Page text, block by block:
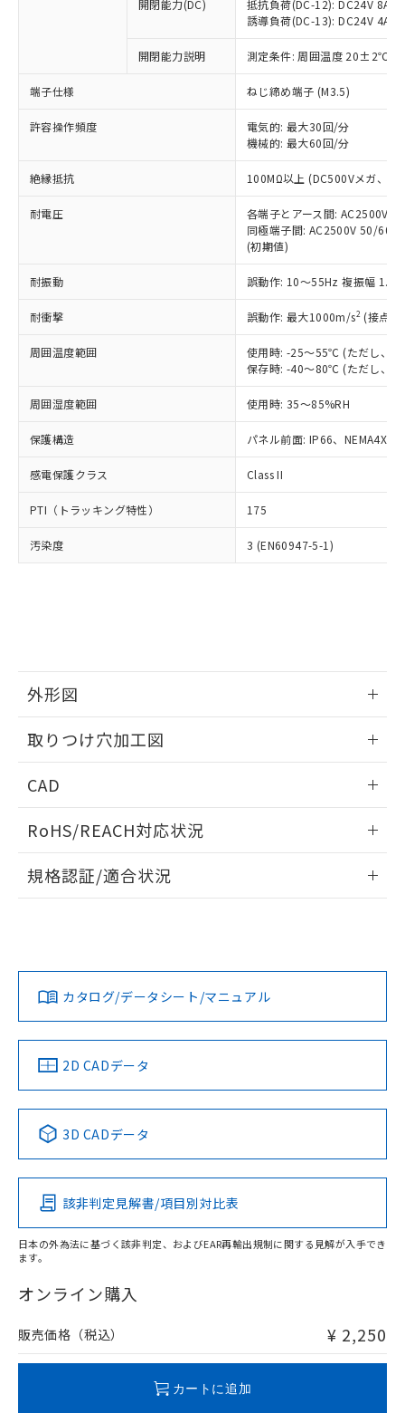
開閉能力(DC)
抵抗負荷(DC-12): DC24V 8A/
誘導負荷(DC-13): DC24V 4A/
開閉能力説明 測定条件: 周囲温度 20±2℃、
端子仕様 ねじ締め端子 (M3.5)
許容操作頻度
電気的: 最大30回/分
機械的: 最大60回/分
絶縁抵抗 100MΩ以上 (DC500Vメガ、点
耐電圧
各端子とアース間: AC2500V
同極端子間: AC2500V 50/
(初期値)
耐振動 誤動作: 10～55Hz 複振幅
耐衝撃 誤動作: 最大1000m/s2 (接点
周囲温度範囲
使用時: -25～55℃ (ただし、氷
保存時: -40～80℃ (ただし、氷
周囲湿度範囲 使用時: 35～85%RH
保護構造 パネル前面: IP66、NEMA4X,
感電保護クラス Class II
PTI（トラッキング特性） 175
汚染度 3 (EN60947-5-1)
外形図
取りつけ穴加工図
CAD
ドすることができます。
ログイン/会員登録
ダウンロードデータをご利用いただく前に、以下を必ずお読
みください。
ソフトウェアの使用条件
RoHS/REACH対応状況
EU RoHS 注意事項・凡例
対応済み
中国 RoHS 注意事項・凡例
Pb Hg Cd Cr(VI)
O
在庫等で未対応品が混在する可能性があります。
問い合わせください。
規格認証/適合状況
LR型式承認
（イギリス
船舶規格）
DNV型式承認
（ノルウェー
BV型式承認
（フランス
KR型式
（韓国
No No No No
この製品の規格認証/適合状況ページへ
その他の認証はこちらのページからご検索ください
カタログ/データシート/マニュアル
2D CADデータ
3D CADデータ
該非判定見解書/項目別対比表
日本の外為法に基づく該非判定、およびEAR再輸出規制に関する見解が入手でき
ます。
オンライン購入
販売価格（税込） ¥ 2,250
カートに追加
ことをご了承ください。
在庫状況および標準価格照会結果は、
記載している更新日時点での社内デー
タに基づき作成されるものであり、閲
覧された時点での実際の在庫および標
準価格とは異なる場合があることをご
正式な納期状況および標準価格はお客
様のお取引先、またはお客様担当のオ
ムロン制御機器販売店・当社販売員に
オムロン制御機器販売店や当社販売拠
販売ネットワーク
」をご確認
在庫状況および標準価格結果を当社の
事前の承諾なく第三者に漏洩または開
示しないようお願いします。
マイパーツ機能（部品リスト作成サー
ビス）をご利用いただくには、I-Web
メンバーズにご登録されている必要が
お客様が当ウェブサイト上で当社にご
登録された部品リストについて、当社
および当社の共同利用者が、当社の製
品・サービスに関するお客様との取
引・商談に必要な範囲で利用すること
をご了承ください。
※当社の共同利用者とは、"個人情報
の「1.共同利
用者の範囲」に記載されている法人を
むを得ず変更することがあります。
*EU RoHS指令（10物質）：
鉛(Pb) 1000ppm以下、 水銀(Hg) 1000ppm以下、 カド
ミウム(Cd) 100ppm以下、
六価クロム(Cr(Ⅵ)) 1000ppm以下、ポリ臭化ビフェニル
類(PBB) 1000ppm以下、ポリ臭化ジフェニルエーテル類
(PBDE) 1000ppm以下、フタル酸ビス(2-エチルヘキシ
ル) (DEHP)(別名：DOP) 1000ppm以下、フタル酸ブチ
(DIBP) 1000ppm以下
但し、RoHS指令で産業用監視および制御機器に対する
フタル酸エステル類の４物質については閾値を超える意
図的な使用がないことを確認しています。
部品在庫の切り替え状況などにより、予定
月が前後することがあります。
※3 非含有証明書ダウンロード
下記の非含有証明書をダウンロードするこ
とができます。
EU RoHS指令（10物質）の非含有証明書
51物質の非含有証明書（当社基準）
※本証明書は発行日時点で非含有を証明す
欄に対応日を記載しておりました。
既に当社にて対応品への在庫切替を完了
り、2022年1月12日より割愛しておりま
す。
「－」：未確認です。当社販売部門へお問
*中国RoHS10物質の基準値 (GB/T26572)：
Pb(鉛) :1000ppm、 Hg(水銀) : 1000ppm、 Cd(カドミウ
ニル類) : 1000ppm、 PBDEs(ポリ臭化ジフェニルエーテ
DBP(フタル酸ジブチル) : 1000ppm、 DIBP(フタル酸ジ
イソブチル) : 1000ppm、 BBP(フタル酸ブチルベンジ
ル) : 1000ppm、
DEHP(フタル酸ビス(2-エチルヘキシル)) : 1000ppm
「ｅ」：有害物質（10物質）のすべてが基
準値以下であることを示します。
「10」：通常の使用状況下において有害物
質が外部に漏えいし、環境に深刻な影響を
及ぼさない年数を意味します。
「－」：未確認です。当社販売部門へお問
い合わせください。
当社は、これら貴社製品のうち、外国
為替および外国貿易法に定める商品
（以下｢規制貨物等」という）を輸出
または国外への提供する場合は、日本
国政府の輸出許可(または役務取引許
可)を取得するなどの必要な手続きを
当社は規制貨物を破棄する場合は、完
全に破砕するなど、違法に輸出されな
いよう必要な手段を講じます。
当社は貴社製品を、核兵器、ミサイ
ル、化学兵器、生物兵器またはその他
武器並びにこれらの製造装置等に一切
当社は、貴社製品を第三者に販売する
場合は、上記1、2および3の内容を当
該第三者に通知します。また当社は、
販売先および販売に係わる関係者が違
法に輸出するおそれがある場合は、取
り引きをいたしません。
○ 一定数以上の在庫あり
一定数には満たないが在庫あり
在庫なし(最新の在庫状況につ
いては、お客様のお取引先、ま
たはお客様担当のオムロン制御
機器販売店・当社販売員にご確
白
受注生産機種、また在庫状況の
情報を公開していない機種